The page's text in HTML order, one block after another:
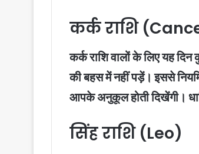
कर्क राशि
कर्क राशि वालों के लिए यह
की बहस में नहीं पड़ें। इससे
आपके अनुकूल होती दिखेंगी।
सिंह राशि (Leo)